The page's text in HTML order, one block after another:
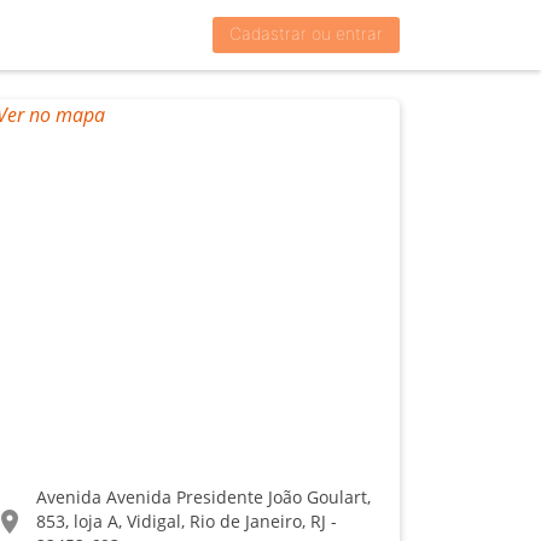
Cadastrar ou entrar
location_on
Avenida Avenida Presidente João Goulart,
853, loja A, Vidigal, Rio de Janeiro, RJ -